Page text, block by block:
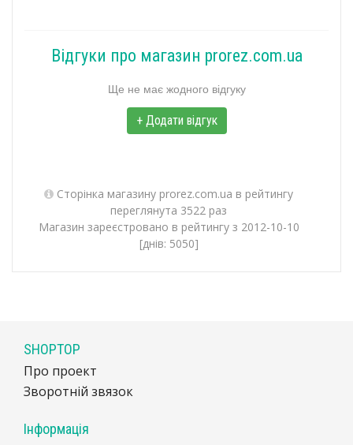
Відгуки про магазин prorez.com.ua
Ще не має жодного відгуку
+ Додати відгук
Сторінка магазину prorez.com.ua в рейтингу
переглянута 3522 раз
Магазин зареєстровано в рейтингу з 2012-10-10
[днів: 5050]
SHOPTOP
Про проект
Зворотній звязок
Інформація